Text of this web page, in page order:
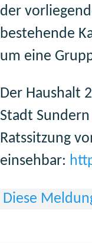
der
bestehende
um eine
Der Haushalt
Stadt
Ratssitzung
einsehbar:
Diese